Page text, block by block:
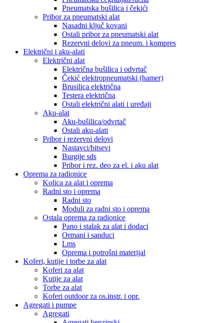
Pneumatska bušilica i čekići
Pribor za pneumatski alat
Nasadni ključ kovani
Ostali pribor za pneumatski alat
Rezervni delovi za pneum. i kompres
Električni i aku-alati
Električni alat
Električna bušilica i odvrtač
Čekić elektropneumatski (hamer)
Brusilica električna
Testera električna
Ostali električni alati i uređaji
Aku-alat
Aku-bušilica/odvrtač
Ostali aku-alati
Pribor i rezervni delovi
Nastavci/bitsevi
Burgije sds
Pribor i rez. deo za el. i aku alat
Oprema za radionice
Kolica za alat i oprema
Radni sto i oprema
Radni sto
Moduli za radni sto i oprema
Ostala oprema za radionice
Pano i stalak za alat i dodaci
Ormani i sanduci
Lms
Oprema i potrošni materijal
Koferi, kutije i torbe za alat
Koferi za alat
Kutije za alat
Torbe za alat
Koferi outdoor za os.instr. i opr.
Agregati i pumpe
Agregati